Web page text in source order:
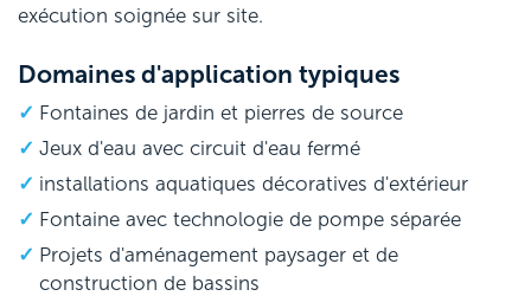
exécution soignée sur site.
Domaines d'application typiques
Fontaines de jardin et pierres de source
Jeux d'eau avec circuit d'eau fermé
installations aquatiques décoratives d'extérieur
Fontaine avec technologie de pompe séparée
Projets d'aménagement paysager et de
construction de bassins